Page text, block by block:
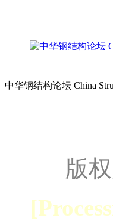
中华钢结构论坛 China
版